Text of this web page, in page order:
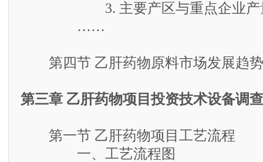
3. 主要产区与重点企业产
……
第四节 乙肝药物原料市场发展趋
第三章 乙肝药物项目投资技术设备调查
第一节 乙肝药物项目工艺流程
一、工艺流程图